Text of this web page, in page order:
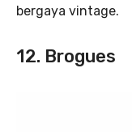
bergaya vintage.
12. Brogues